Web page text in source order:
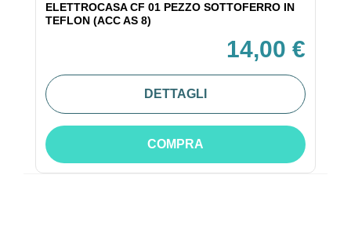
ELETTROCASA CF 01 PEZZO SOTTOFERRO IN
TEFLON (ACC AS 8)
14,00 €
DETTAGLI
COMPRA